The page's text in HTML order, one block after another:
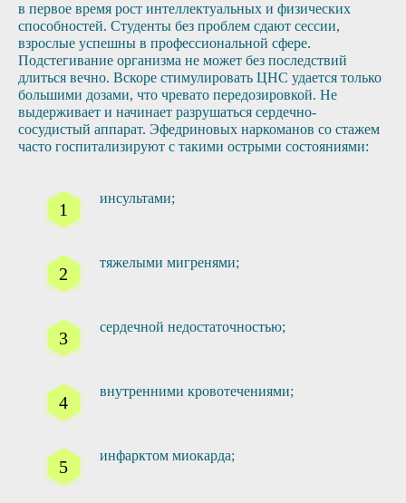
в первое время рост интеллектуальных и физических
способностей. Студенты без проблем сдают сессии,
взрослые успешны в профессиональной сфере.
Подстегивание организма не может без последствий
длиться вечно. Вскоре стимулировать ЦНС удается только
большими дозами, что чревато передозировкой. Не
выдерживает и начинает разрушаться сердечно-
сосудистый аппарат. Эфедриновых наркоманов со стажем
часто госпитализируют с такими острыми состояниями:
инсультами;
тяжелыми мигренями;
сердечной недостаточностью;
внутренними кровотечениями;
инфарктом миокарда;